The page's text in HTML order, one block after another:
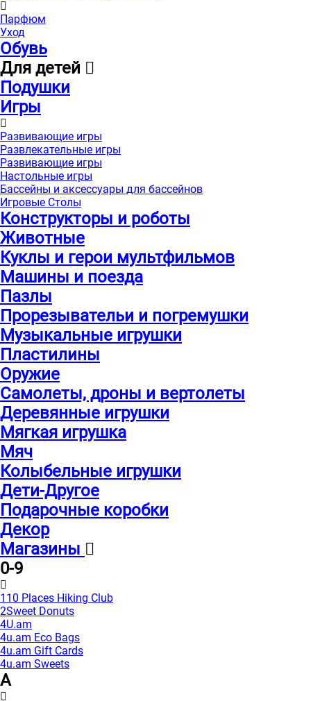
Парфюм
Уход
Обувь
Для детей
Подушки
Игры
Развивающие игры
Развлекательные игры
Развивающие игры
Настольные игры
Бассейны и аксессуары для бассейнов
Игровые Столы
Конструкторы и роботы
Животные
Куклы и герои мультфильмов
Машины и поезда
Пазлы
Прорезывательи и погремушки
Музыкальные игрушки
Пластилины
Оружие
Самолеты, дроны и вертолеты
Деревянные игрушки
Мягкая игрушка
Мяч
Колыбельные игрушки
Дети-Другое
Подарочные коробки
Декор
Магазины
0-9
110 Places Hiking Club
2Sweet Donuts
4U.am
4u.am Eco Bags
4u.am Gift Cards
4u.am Sweets
A